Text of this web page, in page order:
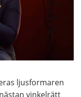
ljusformaren
vinkelrätt